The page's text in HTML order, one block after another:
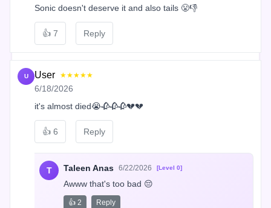
Sonic doesn't deserve it and also tails 😤👎
👍 7 Reply
U User ★★★★★
6/18/2026
it's almost died😭🥀🥀🥀💔💔
👍 6 Reply
T Taleen Anas 6/22/2026 [Level 0]
Awww that's too bad 😔
👍 2 Reply